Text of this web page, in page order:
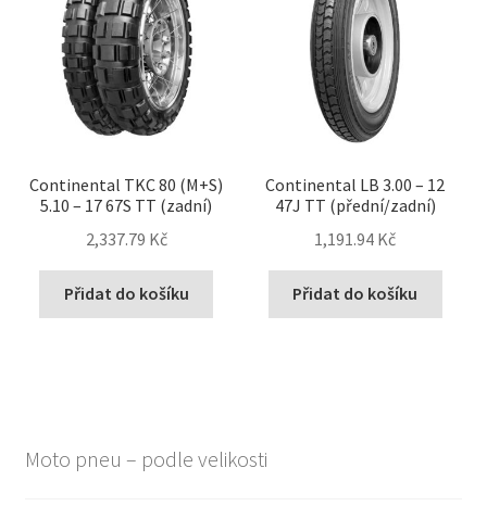
Continental TKC 80 (M+S)
5.10 – 17 67S TT (zadní)
2,337.79 Kč
Přidat do košíku
Continental LB 3.00 – 12
47J TT (přední/zadní)
1,191.94 Kč
Přidat do košíku
Moto pneu – podle velikosti